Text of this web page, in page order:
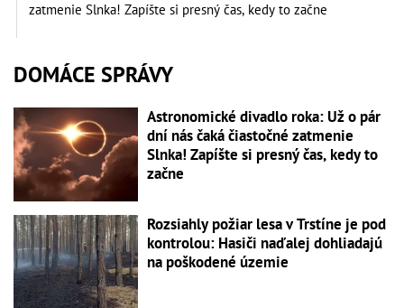
zatmenie Slnka! Zapíšte si presný čas, kedy to začne
DOMÁCE SPRÁVY
Astronomické divadlo roka: Už o pár
dní nás čaká čiastočné zatmenie
Slnka! Zapíšte si presný čas, kedy to
začne
Rozsiahly požiar lesa v Trstíne je pod
kontrolou: Hasiči naďalej dohliadajú
na poškodené územie